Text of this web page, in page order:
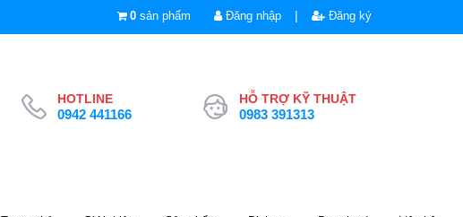
0 sản phẩm Đăng nhập | Đăng ký
HOTLINE
0942 441166
HỖ TRỢ KỸ THUẬT
0983 391313